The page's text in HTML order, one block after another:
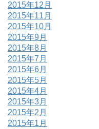
2015年12月
2015年11月
2015年10月
2015年9月
2015年8月
2015年7月
2015年6月
2015年5月
2015年4月
2015年3月
2015年2月
2015年1月